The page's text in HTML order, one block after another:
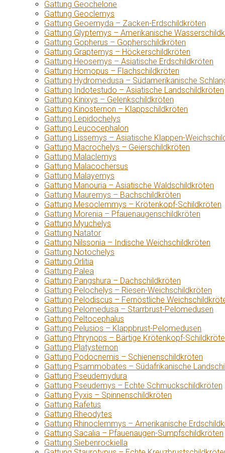
Gattung Geochelone
Gattung Geoclemys
Gattung Geoemyda – Zacken-Erdschildkröten
Gattung Glyptemys – Amerikanische
Gattung Gopherus – Gopherschildkröten
Gattung Graptemys – Höckerschildkröten
Gattung Heosemys – Asiatische Erdschildkröten
Gattung Homopus – Flachschildkröten
Gattung Hydromedusa – Südamerikanische
Gattung Indotestudo – Asiatische Landschildkröten
Gattung Kinixys – Gelenkschildkröten
Gattung Kinosternon – Klappschildkröten
Gattung Lepidochelys
Gattung Leucocephalon
Gattung Lissemys – Asiatische Klappen-
Gattung Macrochelys – Geierschildkröten
Gattung Malaclemys
Gattung Malacochersus
Gattung Malayemys
Gattung Manouria – Asiatische Waldschildkröten
Gattung Mauremys – Bachschildkröten
Gattung Mesoclemmys – Krötenkopf-Schildkröten
Gattung Morenia – Pfauenaugenschildkröten
Gattung Myuchelys
Gattung Natator
Gattung Nilssonia – Indische Weichschildkröten
Gattung Notochelys
Gattung Orlitia
Gattung Palea
Gattung Pangshura – Dachschildkröten
Gattung Pelochelys – Riesen-Weichschildkröten
Gattung Pelodiscus – Fernöstliche
Gattung Pelomedusa – Starrbrust-Pelomedusen
Gattung Peltocephalus
Gattung Pelusios – Klappbrust-Pelomedusen
Gattung Phrynops – Bärtige Krötenkopf-
Gattung Platysternon
Gattung Podocnemis – Schienenschildkröten
Gattung Psammobates – Südafrikanische
Gattung Pseudemydura
Gattung Pseudemys – Echte Schmuckschildkröten
Gattung Pyxis – Spinnenschildkröten
Gattung Rafetus
Gattung Rheodytes
Gattung Rhinoclemmys – Amerikanische
Gattung Sacalia – Pfauenaugen-Sumpfschildkröten
Gattung Siebenrockiella